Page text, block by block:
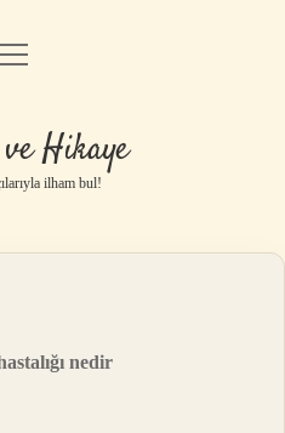
Uyarı
menüyü
Hikaye
ilham bul!
nedir